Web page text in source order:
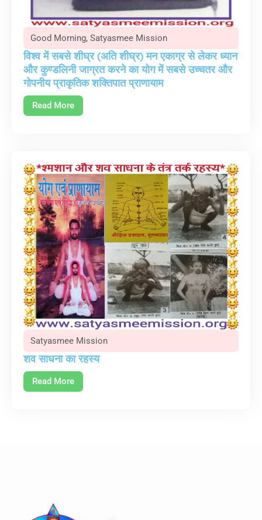
Good Morning, Satyasmee Mission
विश्व में सबसे शीघ्र (अति शीघ्र) मन एकाग्र से लेकर ध्यान
और कुण्डलिनी जाग्रत करने का योग में सबसे उच्चतर और
गोपनीय प्राकृतिक शक्तिपात प्राणायाम
Read More
Satyasmee Mission
शव साधना का रहस्य
Read More